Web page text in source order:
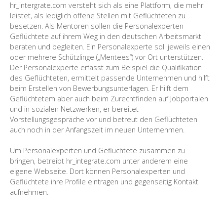
hr_intergrate.com versteht sich als eine Plattform, die mehr
leistet, als lediglich offene Stellen mit Geflüchteten zu
besetzen. Als Mentoren sollen die Personalexperten
Geflüchtete auf ihrem Weg in den deutschen Arbeitsmarkt
beraten und begleiten. Ein Personalexperte soll jeweils einen
oder mehrere Schützlinge („Mentees“) vor Ort unterstützen.
Der Personalexperte erfasst zum Beispiel die Qualifikation
des Geflüchteten, ermittelt passende Unternehmen und hilft
beim Erstellen von Bewerbungsunterlagen. Er hilft dem
Geflüchtetem aber auch beim Zurechtfinden auf Jobportalen
und in sozialen Netzwerken, er bereitet
Vorstellungsgespräche vor und betreut den Geflüchteten
auch noch in der Anfangszeit im neuen Unternehmen.
Um Personalexperten und Geflüchtete zusammen zu
bringen, betreibt hr_integrate.com unter anderem eine
eigene Webseite. Dort können Personalexperten und
Geflüchtete ihre Profile eintragen und gegenseitig Kontakt
aufnehmen.